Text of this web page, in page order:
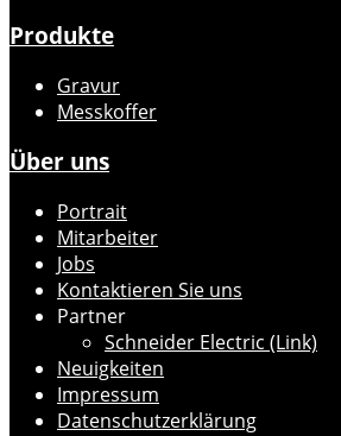
Produkte
Gravur
Messkoffer
Über uns
Portrait
Mitarbeiter
Jobs
Kontaktieren Sie uns
Partner
Schneider Electric (Link)
Neuigkeiten
Impressum
Datenschutzerklärung